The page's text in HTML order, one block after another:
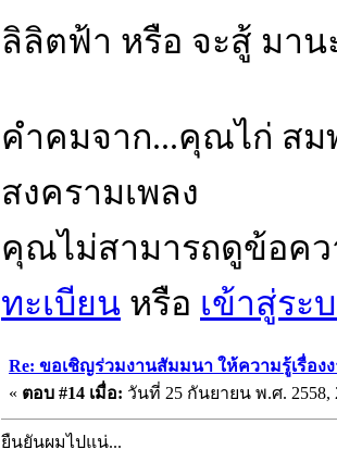
ลิลิตฟ้า หรือ จะสู้ มา
คำคมจาก...คุณไก่ สม
สงครามเพลง
คุณไม่สามารถดูข้อค
ทะเบียน หรือ เข้าสู่ระ
Re: ขอเชิญร่วมงานสัมมนา ให้ความรู้เรื่อง
« ตอบ #14 เมื่อ: วันที่ 25 กันยายน พ.ศ. 2558,
ยืนยันผมไปแน่...